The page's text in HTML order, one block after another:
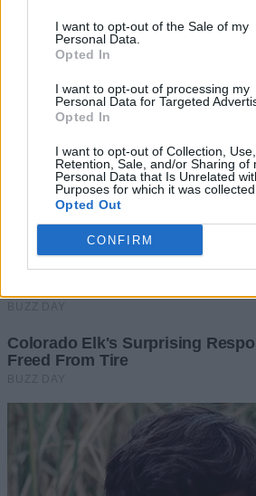
I want to opt-out of the Sale of my
Personal Data.
Opted In
I want to opt-out of processing my
Personal Data for Targeted
Opted In
I want to opt-out of Collection, Use,
Retention, Sale, and/or Sharing of
Personal Data that Is Unrelated
Purposes for which it was collected.
Opted Out
CONFIRM